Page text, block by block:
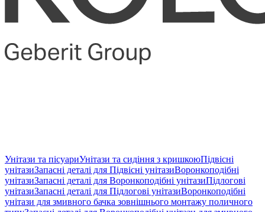
Унітази та пісуариУнітази та сидіння з кришкоюПідвісні
унітазиЗапасні деталі для Підвісні унітазиВоронкоподібні
унітазиЗапасні деталі для Воронкоподібні унітазиПідлогові
унітазиЗапасні деталі для Підлогові унітазиВоронкоподібні
унітази для змивного бачка зовнішнього монтажу поличного